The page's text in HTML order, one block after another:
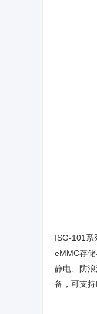
ISG-101系
eMMC存
静电、防
备，可支持